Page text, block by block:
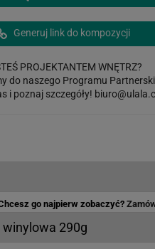
Generuj link do kompozycji
PROJEKTANTEM WNĘTRZ?
do naszego Programu
i poznaj szczegóły!
go najpierw zobaczyć?